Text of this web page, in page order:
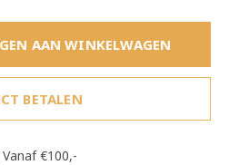
AAN WINKELWAGEN
BETALEN
€100,-